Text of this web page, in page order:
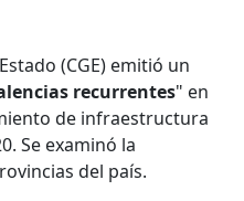
(CGE) emitió un
recurrentes" en
de infraestructura
Se examinó la
del país.